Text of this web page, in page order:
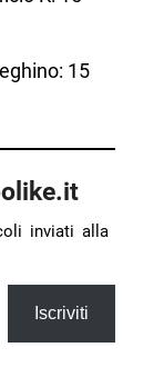
15
inviati alla
Iscriviti